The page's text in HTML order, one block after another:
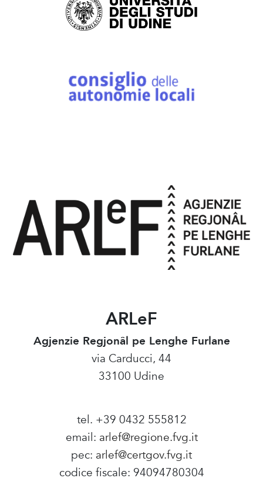
ARLeF
Agjenzie Regjonâl pe Lenghe Furlane
via Carducci, 44
33100 Udine
tel. +39 0432 555812
email: arlef@regione.fvg.it
pec: arlef@certgov.fvg.it
codice fiscale: 94094780304